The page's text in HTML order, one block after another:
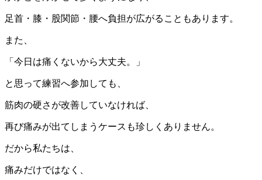
足首・膝・股関節・腰へ負担が広がることもあります。
また、
「今日は痛くないから大丈夫。」
と思って練習へ参加しても、
筋肉の硬さが改善していなければ、
再び痛みが出てしまうケースも珍しくありません。
だから私たちは、
痛みだけではなく、